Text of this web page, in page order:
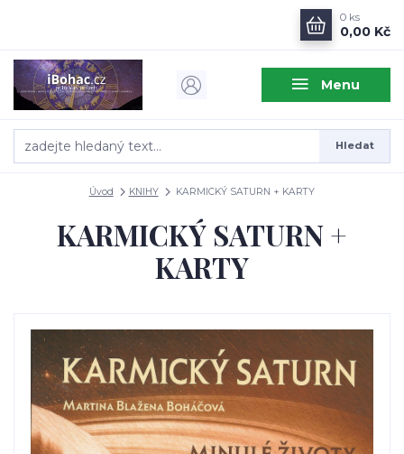
Menu
Hledat
0 ks
0,00 Kč
Úvod KNIHY KARMICKÝ SATURN + KARTY
KARMICKÝ SATURN +
KARTY